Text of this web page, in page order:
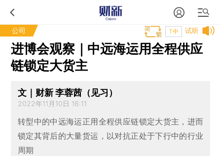
公司 试听
T中
进博会观察｜中远海运用全程供应
链锁定大货主
文｜财新 李蓉茜（见习）
2022年11月10日 16:11
转型中的中远海运正用全程供应链锁定大货主，进而
锁定其背后的大量货运，以对抗正处于下行中的行业
周期